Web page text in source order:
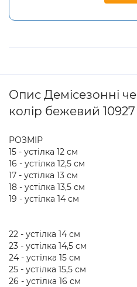
Опис Демісезонні
колір бежевий 10927
РОЗМІР
15 - устілка 12 см
16 - устілка 12,5 см
17 - устілка 13 см
18 - устілка 13,5 см
19 - устілка 14 см
22 - устілка 14 см
23 - устілка 14,5 см
24 - устілка 15 см
25 - устілка 15,5 см
26 - устілка 16 см